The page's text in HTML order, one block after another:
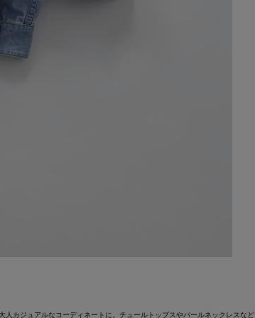
カジュアルなコーディネートに。チュールトップスやパールネックレスな